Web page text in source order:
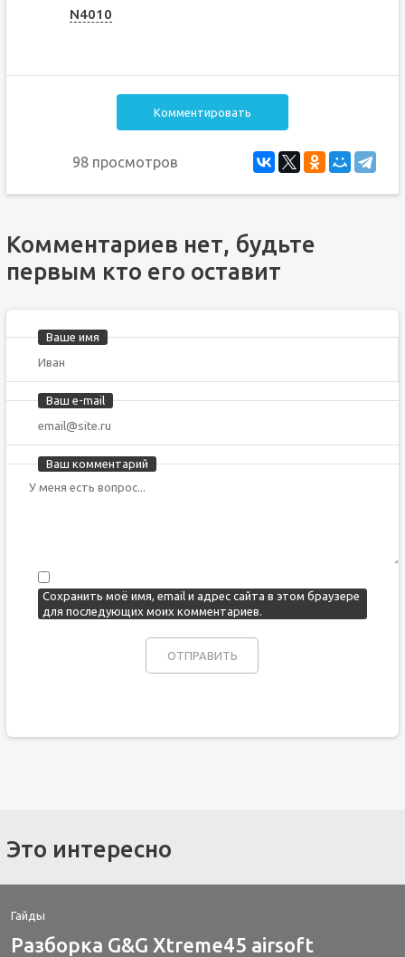
N4010
Комментировать
98 просмотров
Комментариев нет, будьте
первым кто его оставит
Ваше имя
Ваш e-mail
Ваш комментарий
Сохранить моё имя, email и адрес сайта в этом браузере
для последующих моих комментариев.
Это интересно
Гайды
Разборка G&G Xtreme45 airsoft